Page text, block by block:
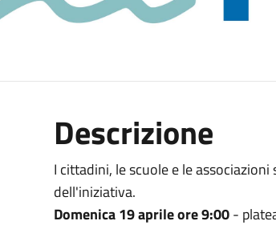
Descrizione
I cittadini, le scuole e le
dell'iniziativa.
Domenica 19 aprile ore 9:00-